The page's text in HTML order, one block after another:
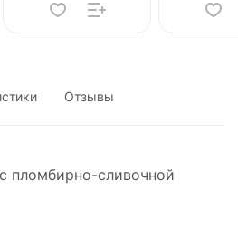
Отзывы
пломбирно-сливочной